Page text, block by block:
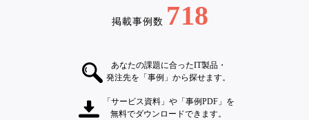
掲載事例数 718
あなたの課題に合ったIT製品・
発注先を「事例」から探せます。
「サービス資料」や「事例PDF」を
無料でダウンロードできます。